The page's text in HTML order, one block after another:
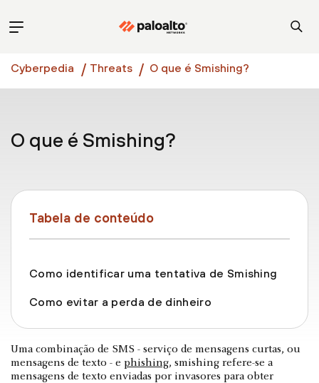
Cyberpedia Threats O que é Smishing?
O que é Smishing?
Tabela de conteúdo
Como identificar uma tentativa de Smishing
Como evitar a perda de dinheiro
Uma combinação de SMS - serviço de mensagens curtas, ou
mensagens de texto - e phishing, smishing refere-se a
mensagens de texto enviadas por invasores para obter